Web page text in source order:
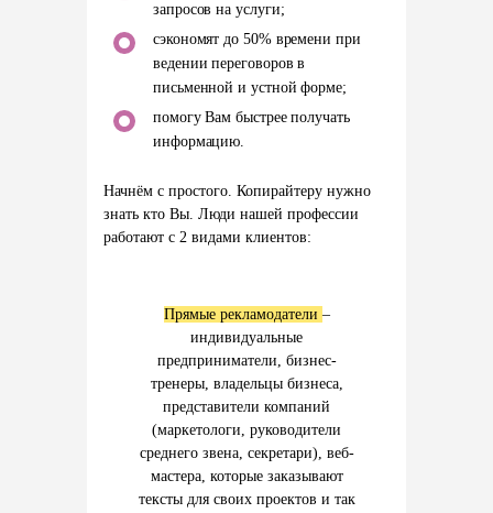
запросов на услуги;
сэкономят до 50% времени при
ведении переговоров в
письменной и устной форме;
помогу Вам быстрее получать
информацию.
Начнём с простого. Копирайтеру нужно
знать кто Вы. Люди нашей профессии
работают с 2 видами клиентов:
Прямые рекламодатели –
индивидуальные
предприниматели, бизнес-
тренеры, владельцы бизнеса,
представители компаний
(маркетологи, руководители
среднего звена, секретари), веб-
мастера, которые заказывают
тексты для своих проектов и так